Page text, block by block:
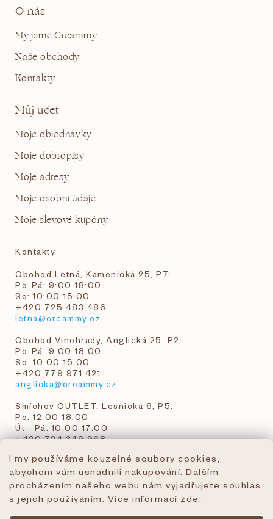
I my používáme kouzelné soubory cookies,
abychom vám usnadnili nakupování. Dalším
procházením našeho webu nám vyjadřujete souhlas
s jejich používáním. Více informací zde
O nás
My jsme Creammy
Naše obchody
Kontakty
Můj účet
Moje objednávky
Moje dobropisy
Moje adresy
Moje osobní údaje
Moje slevové kupóny
Kontakty
Obchod Letná, Kamenická 25, P7:
Po-Pá: 9:00-18:00
So: 10:00-15:00
+420 725 483 486
letna@creammy.cz
Obchod Vinohrady, Anglická 25, P2:
Po-Pá: 9:00-18:00
So: 10:00-15:00
+420 779 971 421
anglicka@creammy.cz
Smíchov OUTLET, Lesnická 6, P5:
Po: 12:00-18:00
Út - Pá: 10:00-17:00
+420 724 349 968
objednavky@creammy.cz
tel:+420 724 349 968